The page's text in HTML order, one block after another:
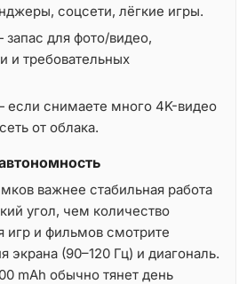
соцсети, лёгкие игры.
для фото/видео,
и требовательных
если снимаете много 4K-видео
от облака.
важнее стабильная работа
угол, чем количество
игр и фильмов смотрите
экрана (90–120 Гц) и диагональ.
mAh обычно тянет день